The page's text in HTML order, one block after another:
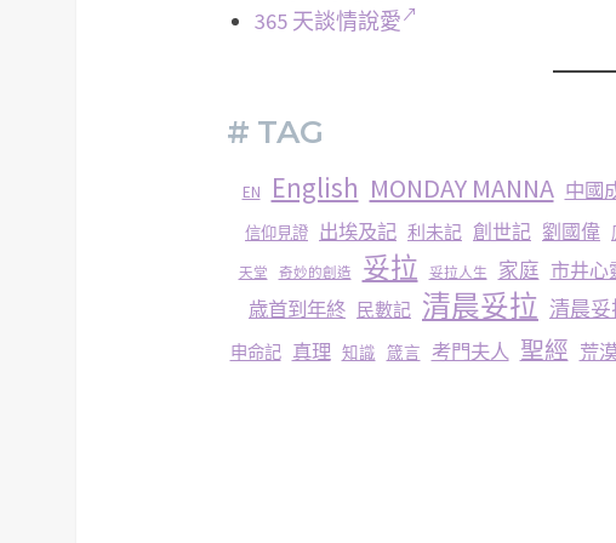
365 天談情說愛
# TAG
EN English MONDAY MANNA 中國
信仰見證 出埃及記 利未記 創世記 劉國偉
天堂 奇妙的創造 妥拉 妥拉人生 家庭 市井心
歳首到年終 民數記 清晨妥拉 清晨妥
申命記 真理 知識 箴言 考門夫人 聖經 荒